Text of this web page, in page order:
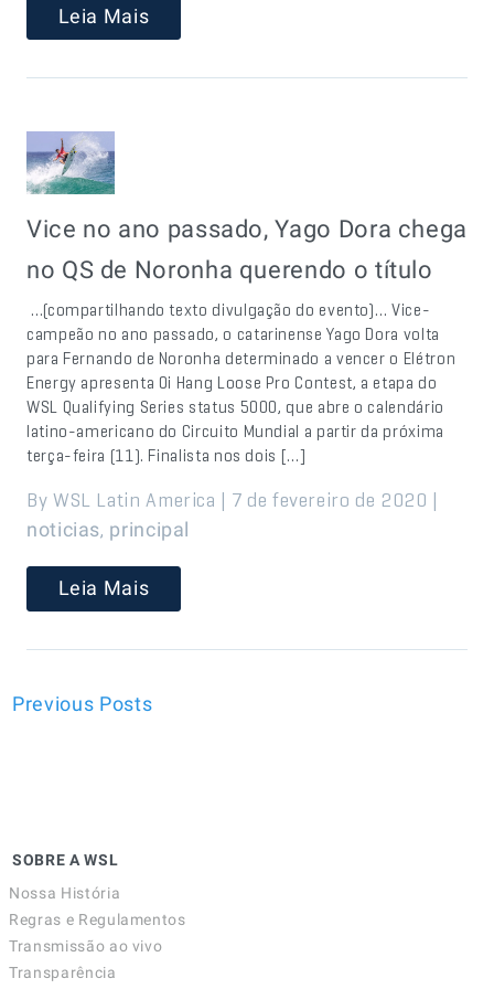
Leia Mais
Vice no ano passado, Yago Dora chega
no QS de Noronha querendo o título
…(compartilhando texto divulgação do evento)… Vice-
campeão no ano passado, o catarinense Yago Dora volta
para Fernando de Noronha determinado a vencer o Elétron
Energy apresenta Oi Hang Loose Pro Contest, a etapa do
WSL Qualifying Series status 5000, que abre o calendário
latino-americano do Circuito Mundial a partir da próxima
terça-feira (11). Finalista nos dois […]
By WSL Latin America | 7 de fevereiro de 2020 |
noticias, principal
Leia Mais
Previous Posts
SOBRE A WSL
Nossa História
Regras e Regulamentos
Transmissão ao vivo
Transparência